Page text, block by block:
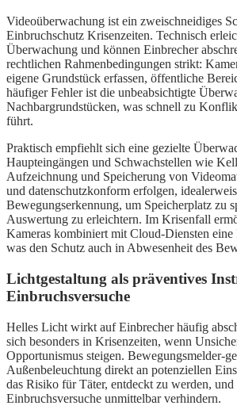
Videoüberwachung ist ein zweischneidiges
Einbruchschutz Krisenzeiten. Technisch
Überwachung und können Einbrecher
rechtlichen Rahmenbedingungen strikt:
eigene Grundstück erfassen, öffentliche
häufiger Fehler ist die unbeabsichtigte
Nachbargrundstücken, was schnell zu
führt.
Praktisch empfiehlt sich eine gezielte
Haupteingängen und Schwachstellen wie
Aufzeichnung und Speicherung von
und datenschutzkonform erfolgen,
Bewegungserkennung, um Speicherplatz zu
Auswertung zu erleichtern. Im Krisenfall
Kameras kombiniert mit Cloud-Diensten eine
was den Schutz auch in Abwesenheit des
Lichtgestaltung als präventives
Einbruchsversuche
Helles Licht wirkt auf Einbrecher häufig
sich besonders in Krisenzeiten, wenn
Opportunismus steigen. Bewegungsmelder-
Außenbeleuchtung direkt an potenziellen
das Risiko für Täter, entdeckt zu werden, und
Einbruchsversuche unmittelbar verhindern.